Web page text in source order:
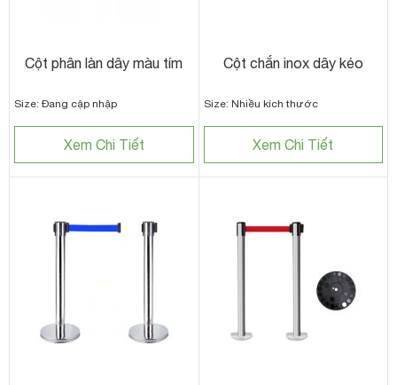
Cột phân làn dây màu tím
Size: Đang cập nhập
Xem Chi Tiết
Cột chắn inox dây kéo
Size: Nhiều kích thước
Xem Chi Tiết